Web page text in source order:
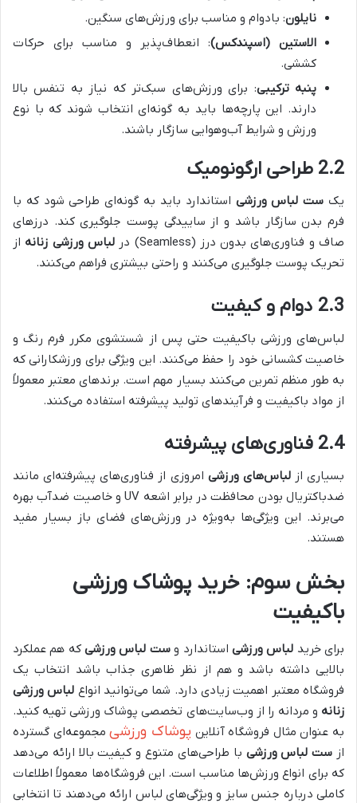
نایلون: بادوام و مناسب برای ورزش‌های سنگین.
الاستین (اسپندکس): انعطاف‌پذیر و مناسب برای حرکات
کششی.
پنبه ترکیبی: برای ورزش‌های سبک‌تر که نیاز به تنفس بالا
دارند. این پارچه‌ها باید به گونه‌ای انتخاب شوند که با نوع
ورزش و شرایط آب‌وهوایی سازگار باشند.
2.2 طراحی ارگونومیک
یک ست لباس ورزشی استاندارد باید به گونه‌ای طراحی شود که با
فرم بدن سازگار باشد و از ساییدگی پوست جلوگیری کند. درزهای
صاف و فناوری‌های بدون درز (Seamless) در
لباس ورزشی زنانه از
تحریک پوست جلوگیری می‌کنند و راحتی بیشتری فراهم می‌کنند.
2.3 دوام و کیفیت
لباس‌های ورزشی باکیفیت حتی پس از شستشوی مکرر فرم رنگ و
خاصیت کشسانی خود را حفظ می‌کنند. این ویژگی برای ورزشکارانی که
به طور منظم تمرین می‌کنند بسیار مهم است. برندهای معتبر معمولاً
از مواد باکیفیت و فرآیندهای تولید پیشرفته استفاده می‌کنند.
2.4 فناوری‌های پیشرفته
بسیاری ازلباس‌های ورزشی امروزی از فناوری‌های پیشرفته‌ای مانند
ضدباکتریال بودن محافظت در برابر اشعه UV و خاصیت ضدآب بهره
می‌برند. این ویژگی‌ها به‌ویژه در ورزش‌های فضای باز بسیار مفید
هستند.
بخش سوم: خرید پوشاک ورزشی
باکیفیت
برای خرید لباس ورزشی استاندارد وست لباس ورزشیکه هم عملکرد
بالایی داشته باشد و هم از نظر ظاهری جذاب باشد انتخاب یک
فروشگاه معتبر اهمیت زیادی دارد. شما می‌توانید انواع لباس ورزشی
زنانه و مردانه را از وب‌سایت‌های تخصصی پوشاک ورزشی تهیه کنید.
به عنوان مثال فروشگاه آنلاین پوشاک ورزشیمجموعه‌ای گسترده
از ست لباس ورزشی با طراحی‌های متنوع و کیفیت بالا ارائه می‌دهد
که برای انواع ورزش‌ها مناسب است. این فروشگاه‌ها معمولاً اطلاعات
کاملی درباره جنس سایز و ویژگی‌های لباس ارائه می‌دهند تا انتخابی